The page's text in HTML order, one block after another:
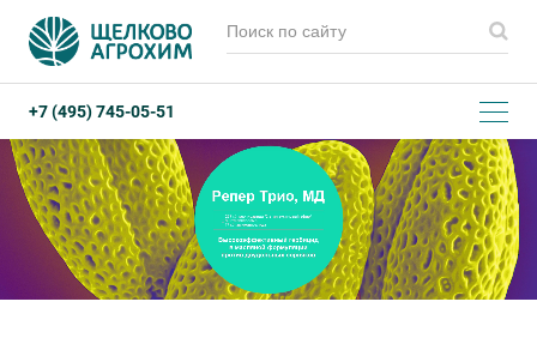
+7 (495) 745-05-51